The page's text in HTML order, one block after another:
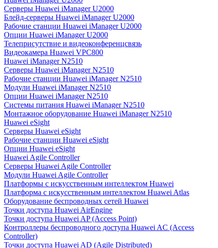
Серверы Huawei iManager U2000
Блейд-серверы Huawei iManager U2000
Рабочие станции Huawei iManager U2000
Опции Huawei iManager U2000
Телеприсутствие и видеоконференцсвязь
Видеокамера Huawei VPC800
Huawei iManager N2510
Серверы Huawei iManager N2510
Рабочие станции Huawei iManager N2510
Модули Huawei iManager N2510
Опции Huawei iManager N2510
Системы питания Huawei iManager N2510
Монтажное оборудование Huawei iManager N2510
Huawei eSight
Серверы Huawei eSight
Рабочие станции Huawei eSight
Опции Huawei eSight
Huawei Agile Controller
Серверы Huawei Agile Controller
Модули Huawei Agile Controller
Платформы с искусственным интеллектом Huawei
Платформа с искусственным интеллектом Huawei Atlas
Оборудование беспроводных сетей Huawei
Точки доступа Huawei AirEngine
Точки доступа Huawei AP (Access Point)
Контроллеры беспроводного доступа Huawei AC (Access
Controller)
Точки доступа Huawei AD (Agile Distributed)